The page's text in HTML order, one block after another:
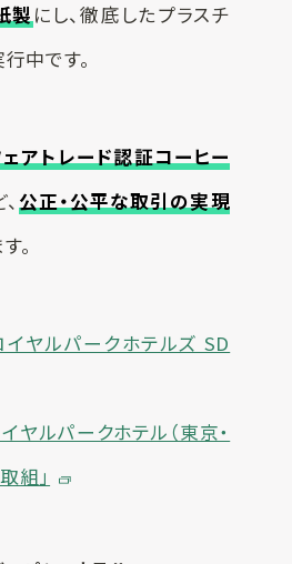
製 にし、徹底したプラスチ
中です。
アトレード認証コーヒー
公正・公平な取引の実現
。
イヤルパークホテルズ SD
ヤルパークホテル（東京・
組」